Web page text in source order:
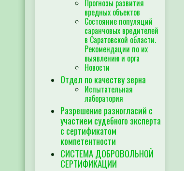
Прогнозы развития
вредных объектов
Состояние популяций
саранчовых вредителей
в Саратовской области.
Рекомендации по их
выявлению и орга
Новости
Отдел по качеству зерна
Испытательная
лаборатория
Разрешение разногласий с
участием судебного эксперта
с сертификатом
компетентности
СИСТЕМА ДОБРОВОЛЬНОЙ
СЕРТИФИКАЦИИ